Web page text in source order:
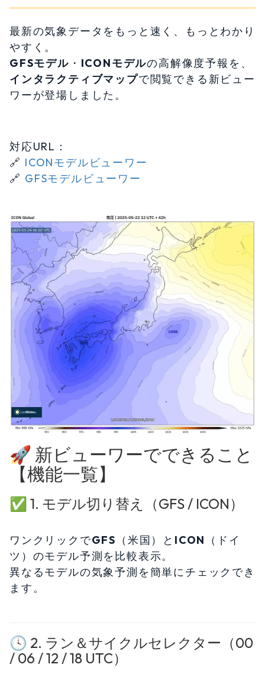
最新の気象データをもっと速く、もっとわかり
やすく。
GFSモデル ・ ICONモデルの高解像度予報を、
インタラクティブマップで閲覧できる新ビュー
ワーが登場しました。
対応URL：
🔗 ICONモデルビューワー
🔗 GFSモデルビューワー
🚀 新ビューワーでできること
【機能一覧】
✅ 1. モデル切り替え（GFS / ICON）
ワンクリックでGFS （米国）と ICON
（ドイ
ツ）のモデル予測を比較表示。
異なるモデルの気象予測を簡単にチェックでき
ます。
🕓 2. ラン＆サイクルセレクター（00
/ 06 / 12 / 18 UTC）